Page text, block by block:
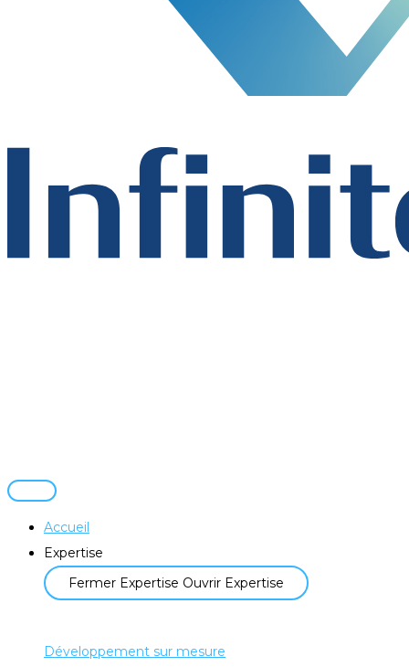
Accueil
Expertise
Fermer Expertise Ouvrir Expertise
Développement sur mesure